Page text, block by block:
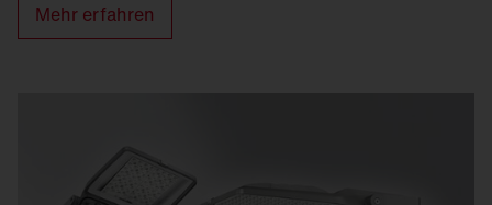
Mehr erfahren